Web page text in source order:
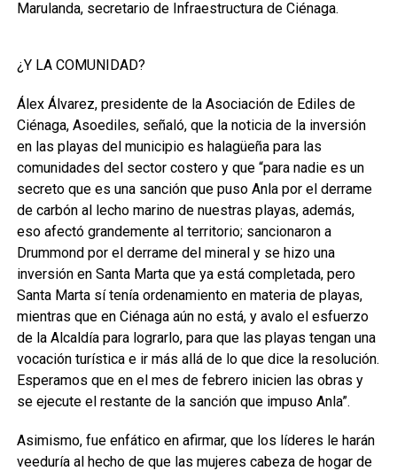
Marulanda, secretario de Infraestructura de Ciénaga.
¿Y LA COMUNIDAD?
Álex Álvarez, presidente de la Asociación de Ediles de
Ciénaga, Asoediles, señaló, que la noticia de la inversión
en las playas del municipio es halagüeña para las
comunidades del sector costero y que “para nadie es un
secreto que es una sanción que puso Anla por el derrame
de carbón al lecho marino de nuestras playas, además,
eso afectó grandemente al territorio; sancionaron a
Drummond por el derrame del mineral y se hizo una
inversión en Santa Marta que ya está completada, pero
Santa Marta sí tenía ordenamiento en materia de playas,
mientras que en Ciénaga aún no está, y avalo el esfuerzo
de la Alcaldía para lograrlo, para que las playas tengan una
vocación turística e ir más allá de lo que dice la resolución.
Esperamos que en el mes de febrero inicien las obras y
se ejecute el restante de la sanción que impuso Anla”.
Asimismo, fue enfático en afirmar, que los líderes le harán
veeduría al hecho de que las mujeres cabeza de hogar de